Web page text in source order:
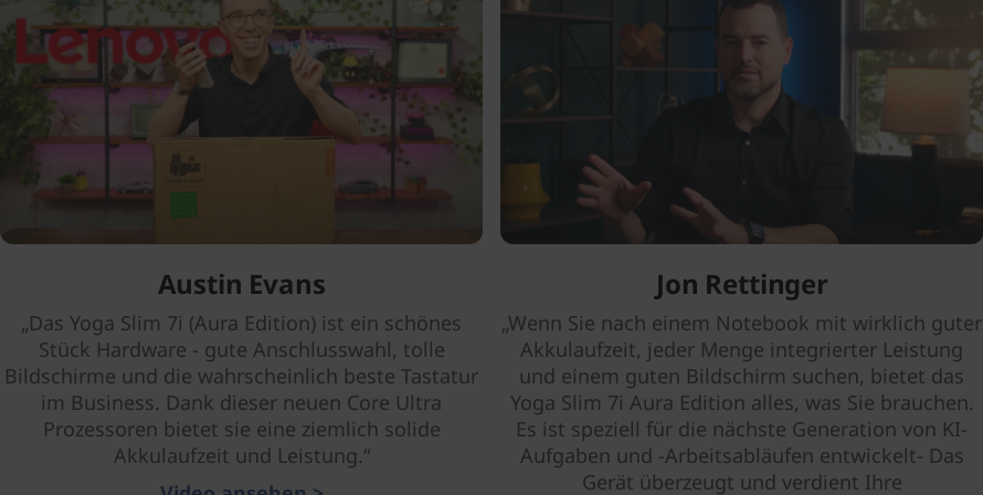
Austin Evans
„Das Yoga Slim 7i (Aura Edition) ist ein schönes
Stück Hardware - gute Anschlusswahl, tolle
Bildschirme und die wahrscheinlich beste Tastatur
im Business. Dank dieser neuen Core Ultra
Prozessoren bietet sie eine ziemlich solide
Akkulaufzeit und Leistung.“
Jon Rettinger
„Wenn Sie nach einem Notebook mit wirklich guter
Akkulaufzeit, jeder Menge integrierter Leistung
und einem guten Bildschirm suchen, bietet das
Yoga Slim 7i Aura Edition alles, was Sie brauchen.
Es ist speziell für die nächste Generation von KI-
Aufgaben und -Arbeitsabläufen entwickelt- Das
Gerät überzeugt und verdient Ihre